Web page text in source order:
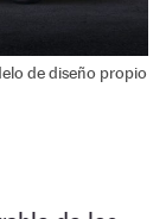
de diseño propio